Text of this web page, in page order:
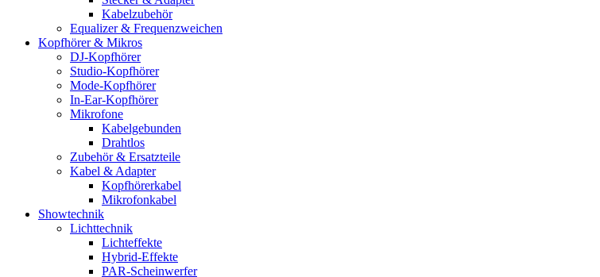
Kabelzubehör
Equalizer & Frequenzweichen
Kopfhörer & Mikros
DJ-Kopfhörer
Studio-Kopfhörer
Mode-Kopfhörer
In-Ear-Kopfhörer
Mikrofone
Kabelgebunden
Drahtlos
Zubehör & Ersatzteile
Kabel & Adapter
Kopfhörerkabel
Mikrofonkabel
Showtechnik
Lichttechnik
Lichteffekte
Hybrid-Effekte
PAR-Scheinwerfer